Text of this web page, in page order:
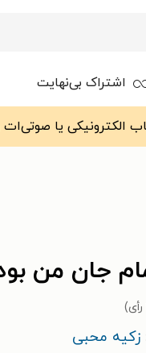
اشتراک بی‌نهایت
جان من
زکیه محبی